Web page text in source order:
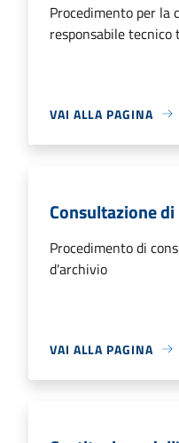
Procedimento per la
responsabile tecnico
VAI ALLA PAGINA
Consultazione
Procedimento di
d'archivio
VAI ALLA PAGINA